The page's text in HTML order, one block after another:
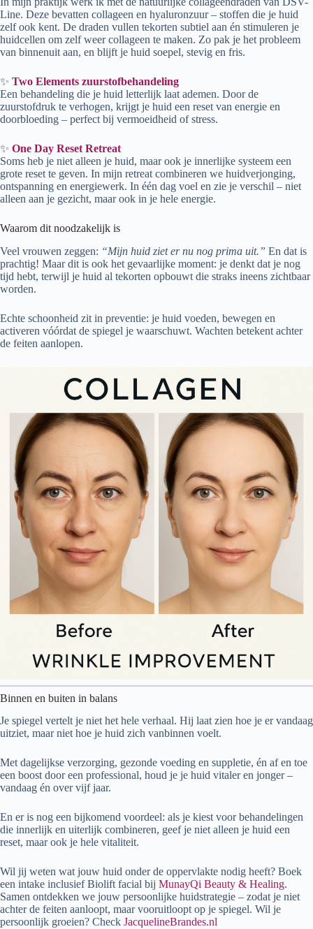
Line. Deze bevatten collageen en hyaluronzuur – stoffen die je huid
zelf ook kent. De draden vullen tekorten subtiel aan én stimuleren je
huidcellen om zelf weer collageen te maken. Zo pak je het probleem
van binnenuit aan, en blijft je huid soepel, stevig en fris.
✨ Two Elements zuurstofbehandeling
Een behandeling die je huid letterlijk laat ademen. Door de
zuurstofdruk te verhogen, krijgt je huid een reset van energie en
doorbloeding – perfect bij vermoeidheid of stress.
✨ One Day Reset Retreat
Soms heb je niet alleen je huid, maar ook je innerlijke systeem een
grote reset te geven. In mijn retreat combineren we huidverjonging,
ontspanning en energiewerk. In één dag voel en zie je verschil – niet
alleen aan je gezicht, maar ook in je hele energie.
Waarom dit noodzakelijk is
Veel vrouwen zeggen: “Mijn huid ziet er nu nog prima uit.” En dat is
prachtig! Maar dit is ook het gevaarlijke moment: je denkt dat je nog
tijd hebt, terwijl je huid al tekorten opbouwt die straks ineens zichtbaar
worden.
Echte schoonheid zit in preventie: je huid voeden, bewegen en
activeren vóórdat de spiegel je waarschuwt. Wachten betekent achter
de feiten aanlopen.
Binnen en buiten in balans
Je spiegel vertelt je niet het hele verhaal. Hij laat zien hoe je er vandaag
uitziet, maar niet hoe je huid zich vanbinnen voelt.
Met dagelijkse verzorging, gezonde voeding en suppletie, én af en toe
een boost door een professional, houd je je huid vitaler en jonger –
vandaag én over vijf jaar.
En er is nog een bijkomend voordeel: als je kiest voor behandelingen
die innerlijk en uiterlijk combineren, geef je niet alleen je huid een
reset, maar ook je hele vitaliteit.
Wil jij weten wat jouw huid onder de oppervlakte nodig heeft? Boek
een intake inclusief Biolift facial bij MunayQi Beauty & Healing.
Samen ontdekken we jouw persoonlijke huidstrategie – zodat je niet
achter de feiten aanloopt, maar vooruitloopt op je spiegel. Wil je
persoonlijk groeien? Check JacquelineBrandes.nl